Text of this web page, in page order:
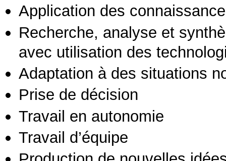
Application des
Recherche, analyse et
avec utilisation des
Adaptation à des situations
Prise de décision
Travail en autonomie
Travail d’équipe